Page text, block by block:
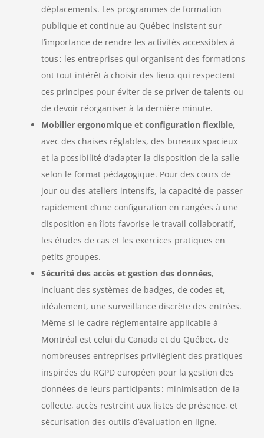
déplacements. Les programmes de formation
publique et continue au Québec insistent sur
l’importance de rendre les activités accessibles à
tous ; les entreprises qui organisent des formations
ont tout intérêt à choisir des lieux qui respectent
ces principes pour éviter de se priver de talents ou
de devoir réorganiser à la dernière minute.
Mobilier ergonomique et configuration flexible,
avec des chaises réglables, des bureaux spacieux
et la possibilité d’adapter la disposition de la salle
selon le format pédagogique. Pour des cours de
jour ou des ateliers intensifs, la capacité de passer
rapidement d’une configuration en rangées à une
disposition en îlots favorise le travail collaboratif,
les études de cas et les exercices pratiques en
petits groupes.
Sécurité des accès et gestion des données,
incluant des systèmes de badges, de codes et,
idéalement, une surveillance discrète des entrées.
Même si le cadre réglementaire applicable à
Montréal est celui du Canada et du Québec, de
nombreuses entreprises privilégient des pratiques
inspirées du RGPD européen pour la gestion des
données de leurs participants : minimisation de la
collecte, accès restreint aux listes de présence, et
sécurisation des outils d’évaluation en ligne.